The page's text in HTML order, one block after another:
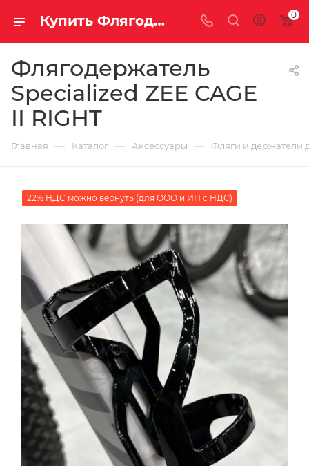
Купить Флягодержатель Specialized ZEE CAGE II RIGHT за рублей, а со скидкой 0
Флягодержатель
Specialized ZEE CAGE
II RIGHT
Главная — Каталог — Аксессуары — Фляги и держатели
22% НДС можно вернуть (для ООО и ИП с НДС)